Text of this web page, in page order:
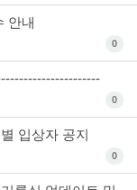
안내
0
0
입상자 공지
0